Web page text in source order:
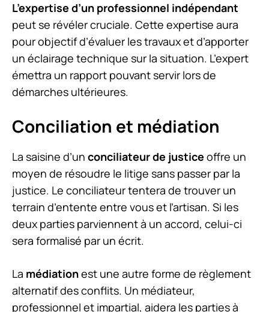
L’expertise d’un professionnel indépendant
peut se révéler cruciale. Cette expertise aura
pour objectif d’évaluer les travaux et d’apporter
un éclairage technique sur la situation. L’expert
émettra un rapport pouvant servir lors de
démarches ultérieures.
Conciliation et médiation
La saisine d’un conciliateur de justice offre un
moyen de résoudre le litige sans passer par la
justice. Le conciliateur tentera de trouver un
terrain d’entente entre vous et l’artisan. Si les
deux parties parviennent à un accord, celui-ci
sera formalisé par un écrit.
La médiationest une autre forme de règlement
alternatif des conflits. Un médiateur,
professionnel et impartial, aidera les parties à